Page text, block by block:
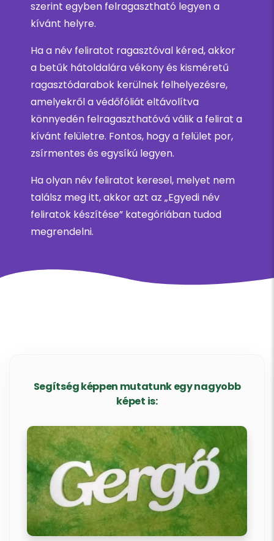
szerint egyben felragasztható legyen a
kívánt helyre.
Ha a név feliratot ragasztóval kéred, akkor
a betűk hátoldalára vékony és kisméretű
ragasztódarabok kerülnek felhelyezésre,
amelyekről a védőfóliát eltávolítva
könnyedén felragaszthatóvá válik a felirat a
kívánt felületre. Fontos, hogy a felület por,
zsírmentes és egysíkú legyen.
Ha olyan név feliratot keresel, melyet nem
találsz meg itt, akkor azt az „Egyedi név
feliratok készítése” kategóriában tudod
megrendelni.
Segítség képpen mutatunk egy nagyobb
képet is: